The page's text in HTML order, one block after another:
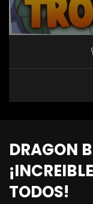
DRAGON
TODOS!